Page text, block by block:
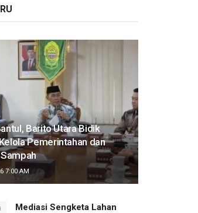
Barito Utara Bidik
Pemerintahan dan
7:00 AM
Mediasi Sengketa Lahan